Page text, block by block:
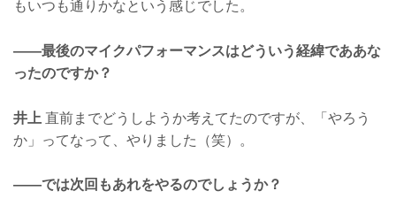
もいつも通りかなという感じでした。
——最後のマイクパフォーマンスはどういう経緯でああな
ったのですか？
井上 直前までどうしようか考えてたのですが、「やろう
か」ってなって、やりました（笑）。
——では次回もあれをやるのでしょうか？